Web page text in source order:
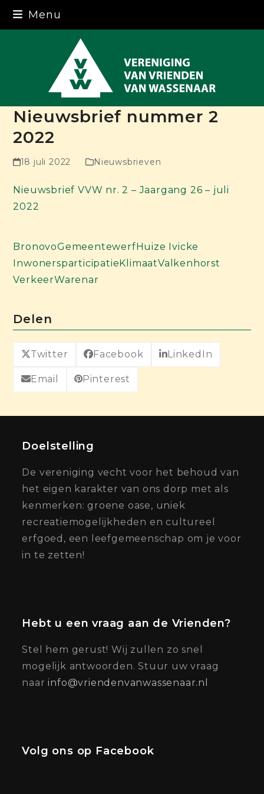
Skip
Menu
Nieuwsbrief nummer 2
2022
18 juli 2022 Nieuwsbrieven
Nieuwsbrief VVW nr. 2 – Jaargang 26 – juli
2022
BronovoGemeentewerfHuize Ivicke
InwonersparticipatieKlimaatValkenhorst
VerkeerWarenar
Delen
Twitter Facebook LinkedIn
Email Pinterest
Doelstelling
De vereniging vecht voor het behoud van
het eigen karakter van ons dorp met als
kenmerken: groene oase, uniek
recreatiemogelijkheden en cultureel
erfgoed, een leefgemeenschap om je voor
in te zetten!
Hebt u een vraag aan de Vrienden?
Stel hem gerust! Wij zullen zo snel
mogelijk antwoorden. Stuur uw vraag
naarinfo@vriendenvanwassenaar.nl
Volg ons op Facebook